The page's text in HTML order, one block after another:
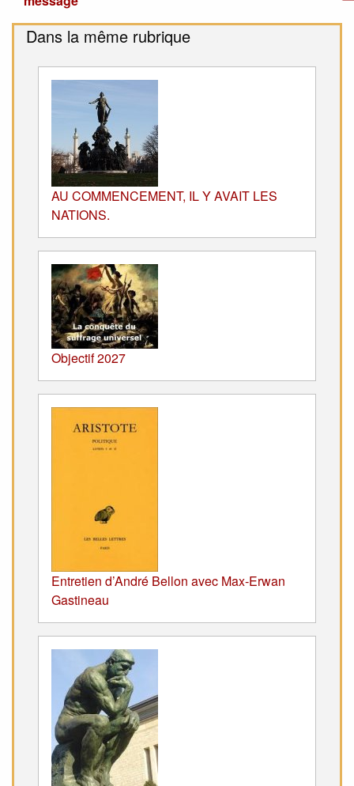
Dans la même rubrique
AU COMMENCEMENT, IL Y AVAIT LES
NATIONS.
Objectif 2027
Entretien d’André Bellon avec Max-Erwan
Gastineau